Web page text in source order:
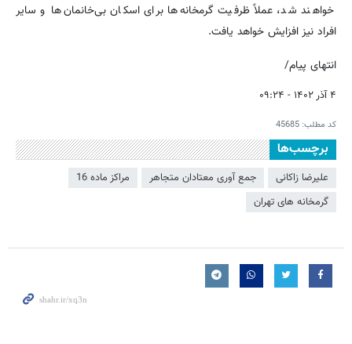
خواهند شد، عملاً ظرفیت گرمخانه‌ها برای اسکان بی‌خانمان‌ها و سایر
افراد نیز افزایش خواهد یافت.
انتهای پیام/
۴ آذر ۱۴۰۲ - ۰۹:۲۴
کد مطلب: 45685
برچسب‌ها
علیرضا زاکانی جمع آوری معتادان متجاهر
مراکز ماده 16
گرمخانه های تهران